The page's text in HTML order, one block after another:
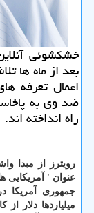
بعد از ماه ها
اعمال تعرفه
ضد وی به
راه انداخته اند.
رویترز از مبدا
عنوان ' آمریكایی
جمهوری آمریكا
میلیاردها دلار